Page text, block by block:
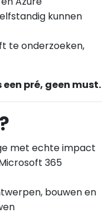
kunnen
te onderzoeken,
pré, geen must.
met echte impact
365
bouwen en